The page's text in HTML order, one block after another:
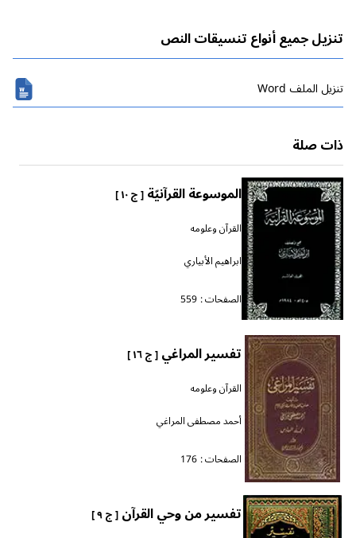
تنزيل جميع أنواع تنسيقات النص
تنزیل الملف Word
ذات صلة
الموسوعة القرآنيّة[ ج ١٠ ]
القرآن وعلومه
ابراهيم الأبياري
الصفحات : 559
تفسير المراغي[ ج ١٦ ]
القرآن وعلومه
أحمد مصطفى المراغي
الصفحات : 176
تفسير من وحي القرآن[ ج ٩ ]